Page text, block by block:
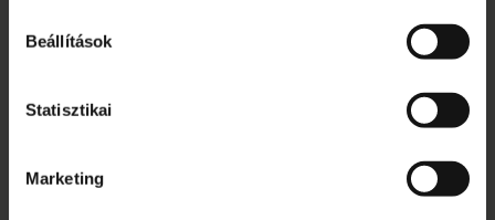
Beállítások
Statisztikai
Marketing